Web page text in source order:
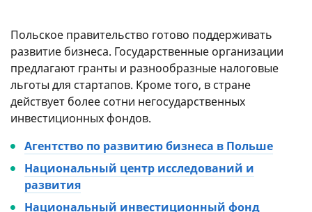
Польское правительство готово поддерживать
развитие бизнеса. Государственные организации
предлагают гранты и разнообразные налоговые
льготы для стартапов. Кроме того, в стране
действует более сотни негосударственных
инвестиционных фондов.
Агентство по развитию бизнеса в Польше
Национальный центр исследований и
развития
Национальный инвестиционный фонд